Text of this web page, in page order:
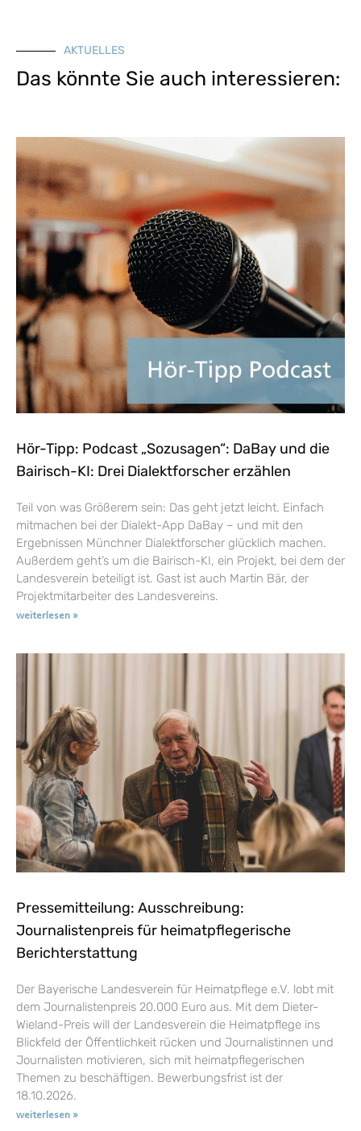
AKTUELLES
Das könnte Sie auch interessieren:
Hör-Tipp: Podcast „Sozusagen“: DaBay und die
Bairisch-KI: Drei Dialektforscher erzählen
Teil von was Größerem sein: Das geht jetzt leicht. Einfach
mitmachen bei der Dialekt-App DaBay – und mit den
Ergebnissen Münchner Dialektforscher glücklich machen.
Außerdem geht’s um die Bairisch-KI, ein Projekt, bei dem der
Landesverein beteiligt ist. Gast ist auch Martin Bär, der
Projektmitarbeiter des Landesvereins.
weiterlesen »
Pressemitteilung: Ausschreibung:
Journalistenpreis für heimatpflegerische
Berichterstattung
Der Bayerische Landesverein für Heimatpflege e.V. lobt mit
dem Journalistenpreis 20.000 Euro aus. Mit dem Dieter-
Wieland-Preis will der Landesverein die Heimatpflege ins
Blickfeld der Öffentlichkeit rücken und Journalistinnen und
Journalisten motivieren, sich mit heimatpflegerischen
Themen zu beschäftigen. Bewerbungsfrist ist der
18.10.2026.
weiterlesen »